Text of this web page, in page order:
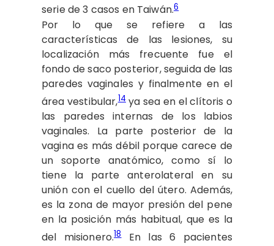
serie de 3 casos en Taiwán.6
Por lo que se refiere a las
características de las lesiones, su
localización más frecuente fue el
fondo de saco posterior, seguida de las
paredes vaginales y finalmente en el
área vestibular,14ya sea en el clítoris o
las paredes internas de los labios
vaginales. La parte posterior de la
vagina es más débil porque carece de
un soporte anatómico, como sí lo
tiene la parte anterolateral en su
unión con el cuello del útero. Además,
es la zona de mayor presión del pene
en la posición más habitual, que es la
del misionero.18En las 6 pacientes